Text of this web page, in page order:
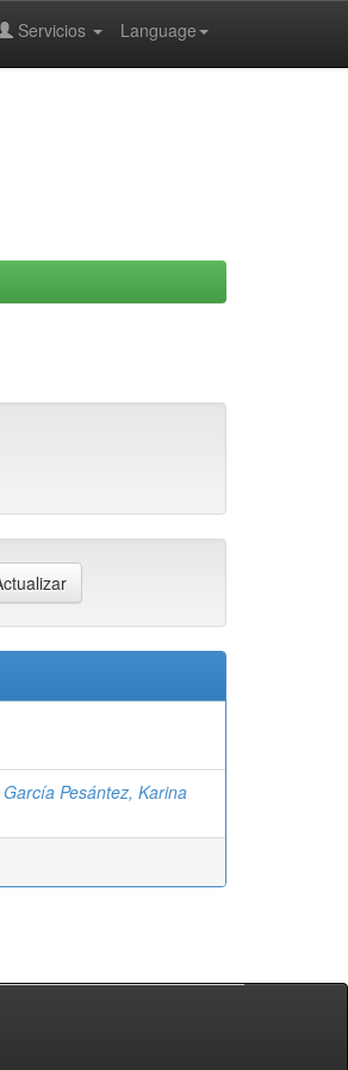
Language
Servicios
García Pesántez, Karina